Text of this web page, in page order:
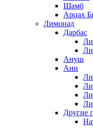
Шамб
Арцах
Лимонад
Дарбас
Ануш
Ани
Другие